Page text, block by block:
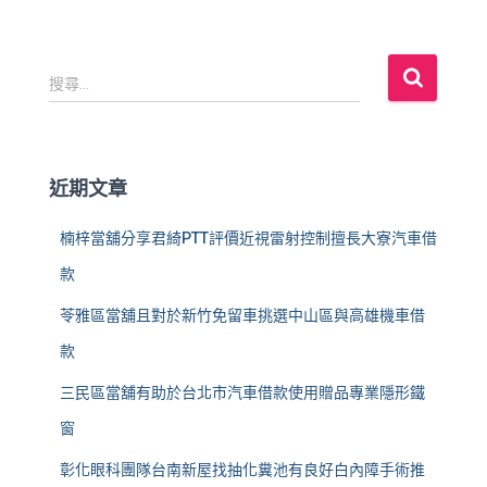
搜
尋
:
搜尋...
近期文章
楠梓當舖分享君綺PTT評價近視雷射控制擅長大寮汽車借
款
苓雅區當舖且對於新竹免留車挑選中山區與高雄機車借
款
三民區當舖有助於台北市汽車借款使用贈品專業隱形鐵
窗
彰化眼科團隊台南新屋找抽化糞池有良好白內障手術推